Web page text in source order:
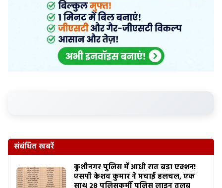
संबंधित खबरें
कुशीनगर पुलिस में आधी रात बड़ा एक्शन!
एसपी केशव कुमार ने मचाई हलचल, एक